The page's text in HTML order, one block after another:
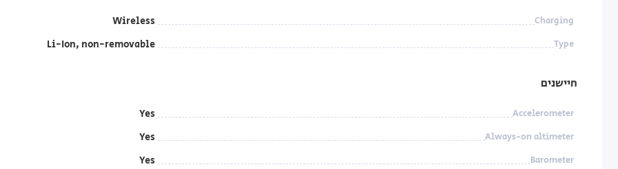
Charging
Wireless
Type
Li-Ion, non-removable
חיישנים
Accelerometer
Yes
Always-on altimeter
Yes
Barometer
Yes